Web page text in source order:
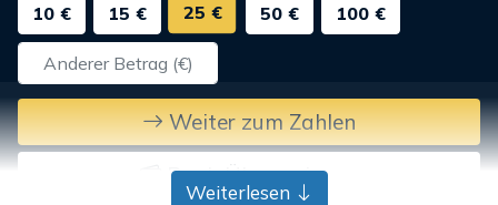
10 €
15 € 25 € 50 € 100 €
Weiter zum Zahlen
Bank-Überweisung
Weiterlesen